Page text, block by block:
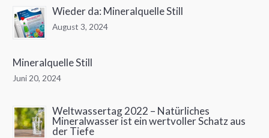
Wieder da: Mineralquelle Still
August 3, 2024
Mineralquelle Still
Juni 20, 2024
Weltwassertag 2022 – Natürliches
Mineralwasser ist ein wertvoller Schatz aus
der Tiefe